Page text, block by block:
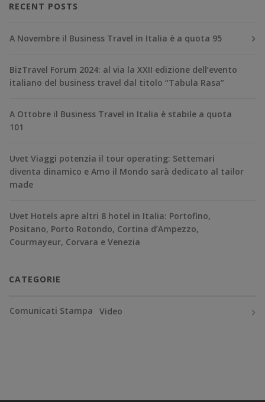
RECENT POSTS
A Novembre il Business Travel in Italia è a quota 95
BizTravel Forum 2024: al via la XXII edizione dell’evento
italiano del business travel dal titolo “Tabula Rasa”
A Ottobre il Business Travel in Italia è stabile a quota
101
Uvet Viaggi potenzia il tour operating: Settemari
diventa dinamico e Amo il Mondo sarà dedicato al tailor
made
Uvet Hotels apre altri 8 hotel in Italia: Portofino,
Positano, Porto Rotondo, Cortina d’Ampezzo,
Courmayeur, Corvara e Venezia
CATEGORIE
Comunicati Stampa Video